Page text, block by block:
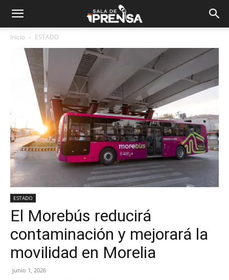
Inicio ESTADO
ESTADO
El Morebús reducirá
contaminación y mejorará la
movilidad en Morelia
junio 1, 2026